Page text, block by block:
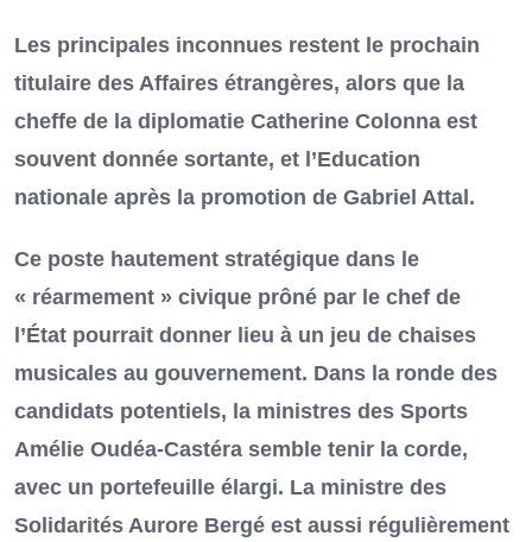
Les principales inconnues restent le prochain
titulaire des Affaires étrangères, alors que la
cheffe de la diplomatie Catherine Colonna est
souvent donnée sortante, et l’Education
nationale après la promotion de Gabriel Attal.
Ce poste hautement stratégique dans le
« réarmement » civique prôné par le chef de
l’État pourrait donner lieu à un jeu de chaises
musicales au gouvernement. Dans la ronde des
candidats potentiels, la ministres des Sports
Amélie Oudéa-Castéra semble tenir la corde,
avec un portefeuille élargi. La ministre des
Solidarités Aurore Bergé est aussi régulièrement